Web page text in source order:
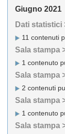
Giugno 2021
Dati statistici
11 contenuti
Sala stampa
1 contenuto
Sala stampa
2 contenuti
Sala stampa
1 contenuto
Sala stampa